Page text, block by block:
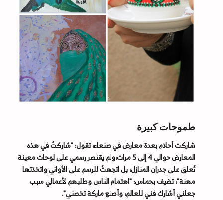
طموحات كبيرة
شاركت أحلام بعدة معارض في صنعاء، تقول: "شاركتُ في هذه
المعارض حوالي 4 إلى 5 مرات،ولم يقتصر رسمي على لوحات معينة
تُعلق على جدران المنازل، بل اتجهتُ للرسم على الأواني واتخذتها
مهنة"، تضيف بحماس: "اهتمام الناس وطلبهم لأعمالي سبب
جعلني أشارك فني للعالم، وأصنع ماركة تخصني".